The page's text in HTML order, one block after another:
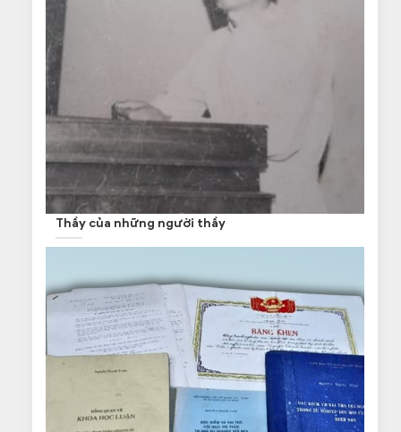
Thầy của những người thầy